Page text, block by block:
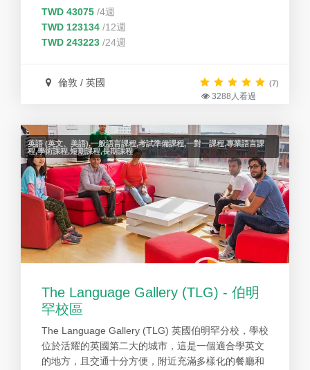
同時也可以在生活中不斷的使用英文，將我們在教室
學習的運用在生活上，讓學生很自然地講出英文。
TWD 43075 /4週
TWD 123134 /12週
TWD 243223 /24週
倫敦 / 英國 (7)
3288人看過
英語 (英文、美語),一般語言課程,考試準備課程,一對一課程,專業語言課
程,學術課程,短期課程,長期課程
The Language Gallery (TLG) - 伯明
罕校區
The Language Gallery (TLG) 英國伯明罕分校，學校
位於活耀的英國第二大的城市，這是一個適合學英文
的地方，且交通十分方便，附近充滿多樣化的餐廳和